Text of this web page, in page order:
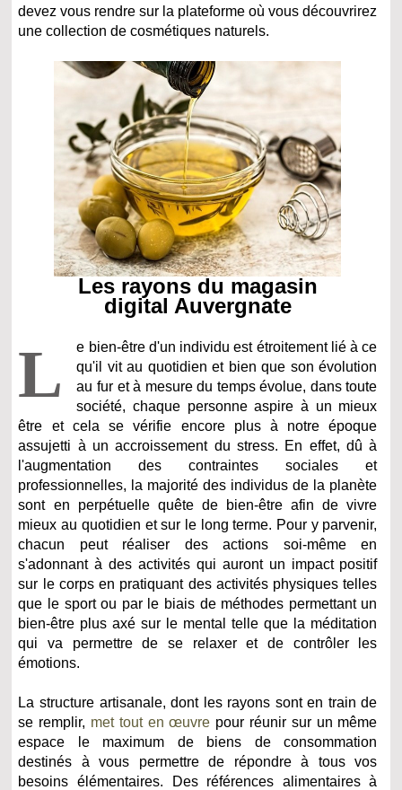
devez vous rendre sur la plateforme où vous découvrirez
une collection de cosmétiques naturels.
Les rayons du magasin
digital Auvergnate
L
e bien-être d'un individu est étroitement lié à ce
qu'il vit au quotidien et bien que son évolution
au fur et à mesure du temps évolue, dans toute
société, chaque personne aspire à un mieux
être et cela se vérifie encore plus à notre époque
assujetti à un accroissement du stress. En effet, dû à
l'augmentation des contraintes sociales et
professionnelles, la majorité des individus de la planète
sont en perpétuelle quête de bien-être afin de vivre
mieux au quotidien et sur le long terme. Pour y parvenir,
chacun peut réaliser des actions soi-même en
s'adonnant à des activités qui auront un impact positif
sur le corps en pratiquant des activités physiques telles
que le sport ou par le biais de méthodes permettant un
bien-être plus axé sur le mental telle que la méditation
qui va permettre de se relaxer et de contrôler les
émotions.
La structure artisanale, dont les rayons sont en train de
se remplir, met tout en œuvre pour réunir sur un même
espace le maximum de biens de consommation
destinés à vous permettre de répondre à tous vos
besoins élémentaires. Des références alimentaires à